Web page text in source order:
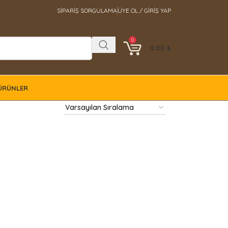
SIPARIŞ SORGULAMAÜYE OL / GIRIŞ YAP
0
0.00 ₺